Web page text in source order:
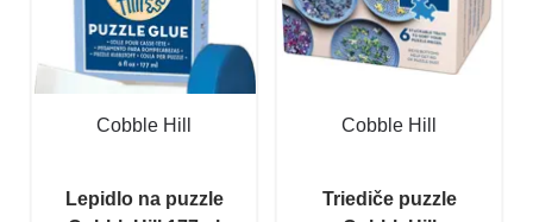
Cobble Hill
Lepidlo na puzzle
Cobble Hill
Triediče puzzle